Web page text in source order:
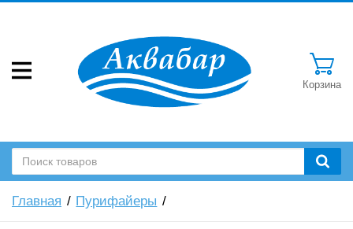
Корзина
Главная Пурифайеры